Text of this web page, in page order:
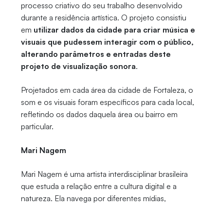
processo criativo do seu trabalho desenvolvido
durante a residência artística. O projeto consistiu
em utilizar dados da cidade para criar música e
visuais que pudessem interagir com o público,
alterando parâmetros e entradas deste
projeto de visualização sonora.
Projetados em cada área da cidade de Fortaleza, o
som e os visuais foram específicos para cada local,
refletindo os dados daquela área ou bairro em
particular.
Mari Nagem
Mari Nagem é uma artista interdisciplinar brasileira
que estuda a relação entre a cultura digital e a
natureza. Ela navega por diferentes mídias,